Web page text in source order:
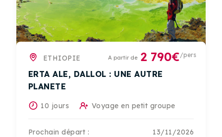
ETHIOPIE A partir de 2 790€/pers
ERTA ALE, DALLOL : UNE AUTRE
PLANETE
10 jours Voyage en petit groupe
Prochain départ : 13/11/2026